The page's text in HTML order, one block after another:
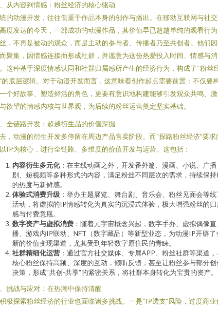
从内容到情感：粉丝经济的核心驱动
的动漫开发，往往侧重于作品本身的创作与播出。在移动互联网与社
度发达的今天，一部成功的动漫作品，其价值早已超越单纯的观看行
，不再是被动的观众，而是主动的参与者、传播者乃至共创者。他们
聚集，因情感连接而形成社群，并愿意为这份热爱投入时间、情感与消
这种基于深度情感认同和社群归属感所产生的经济行为，构成了“粉丝
的底层逻辑。对于动漫开发而言，这意味着创作起点需要前置：不仅要
个好故事、塑造鲜活的角色，更要有意识地构建能够引发观众共鸣、
欲望的情感内核与世界观，为后续的粉丝运营奠定坚实基础。
全链路开发：超越衍生品的价值深掘
，动漫的衍生开发多停留在周边产品售卖阶段。而“探路粉丝经济”要求
IP为核心，进行全链路、多维度的价值开发与运营。这包括：
内容衍生多元化：在主线动画之外，开发番外篇、漫画、小说、广播
剧、短视频等多种形式的内容，满足粉丝不同层次的需求，持续保
的热度与新鲜感。
体验式消费升级 ：举办主题展览、舞台剧、音乐会、粉丝见面会等线
活动，将虚拟的IP情感转化为真实的沉浸式体验，极大增强粉丝的归
感与付费意愿。
数字资产与虚拟消费 ：随着元宇宙概念兴起，数字手办、虚拟偶像直
播、游戏内IP联动、NFT（数字藏品）等新型业态，为动漫IP开辟了
新的价值变现渠道，尤其受到年轻数字原住民的青睐。
社群精细化运营 ：通过官方社交媒体、专属APP、粉丝社群等渠道，
核心粉丝保持高频、深度的互动，倾听反馈，甚至让粉丝参与部分创
决策，形成“共创-共享”的紧密关系，将社群本身转化为宝贵的资产。
挑战与应对：在热潮中保持清醒
极探索粉丝经济的行业也面临诸多挑战。一是“IP透支”风险，过度商业